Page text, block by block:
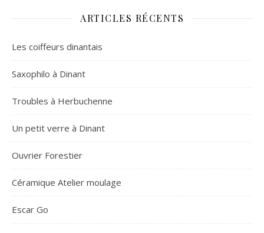
ARTICLES RÉCENTS
Les coiffeurs dinantais
Saxophilo à Dinant
Troubles à Herbuchenne
Un petit verre à Dinant
Ouvrier Forestier
Céramique Atelier moulage
Escar Go